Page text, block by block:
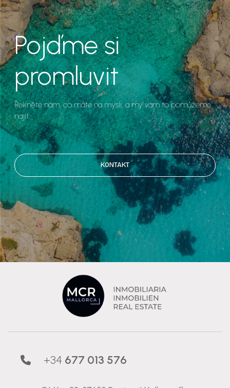
Pojďme si
promluvit
Řekněte nám, co máte na mysli, a my vám to pomůžeme
najít.
KONTAKT
+34 677 013 576